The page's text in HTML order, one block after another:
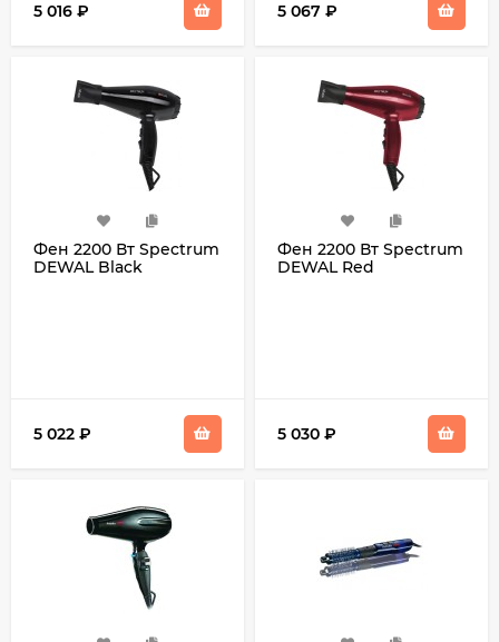
5 016 ₽ 5 067 ₽
Фен 2200 Вт Spectrum
DEWAL Black
5 022 ₽
Фен 2200 Вт Spectrum
DEWAL Red
5 030 ₽